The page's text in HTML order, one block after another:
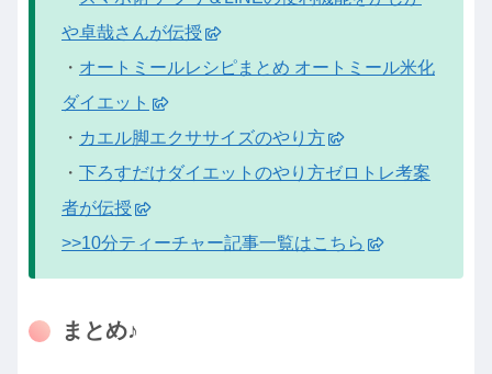
や卓哉さんが伝授
・ オートミールレシピまとめ オートミール米化
ダイエット
・ カエル脚エクササイズのやり方
・ 下ろすだけダイエットのやり方ゼロトレ考案
者が伝授
>>10分ティーチャー記事一覧はこちら
まとめ♪